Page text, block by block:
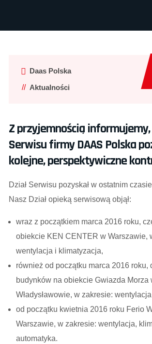
Daas Polska
Aktualności
Z przyjemnością informujemy,
Serwisu firmy DAAS Polska
kolejne, perspektywiczne
Dział Serwisu pozyskał w ostatnim
Nasz Dział opieką serwisową objął:
wraz z początkiem marca 2016 roku,
obiekcie KEN CENTER w Warszawie,
wentylacja i klimatyzacja,
również od początku marca 2016 roku,
budynków na obiekcie Gwiazda Morza
Władysławowie, w zakresie:
od początku kwietnia 2016 roku Ferio
Warszawie, w zakresie: wentylacja,
automatyka.